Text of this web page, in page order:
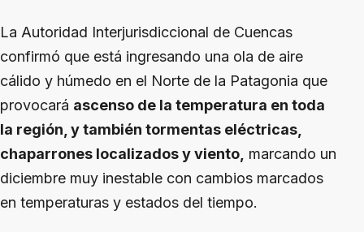
La Autoridad Interjurisdiccional de Cuencas
confirmó que está ingresando una ola de aire
cálido y húmedo en el Norte de la Patagonia que
provocará ascenso de la temperatura en toda
la región, y también tormentas eléctricas,
chaparrones localizados y viento, marcando un
diciembre muy inestable con cambios marcados
en temperaturas y estados del tiempo.